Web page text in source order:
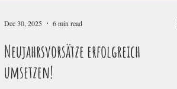
Neujahrsvorsätze erfolgreich
umsetzen!
Dec 30, 2025 6 min read